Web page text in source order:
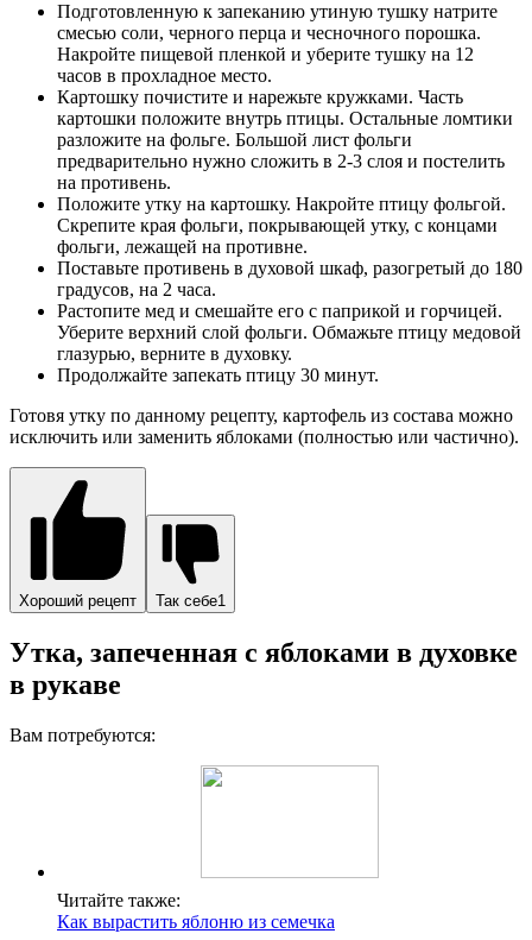
Подготовленную к запеканию утиную тушку натрите
смесью соли, черного перца и чесночного порошка.
Накройте пищевой пленкой и уберите тушку на 12
часов в прохладное место.
Картошку почистите и нарежьте кружками. Часть
картошки положите внутрь птицы. Остальные ломтики
разложите на фольге. Большой лист фольги
предварительно нужно сложить в 2-3 слоя и постелить
на противень.
Положите утку на картошку. Накройте птицу фольгой.
Скрепите края фольги, покрывающей утку, с концами
фольги, лежащей на противне.
Поставьте противень в духовой шкаф, разогретый до 180
градусов, на 2 часа.
Растопите мед и смешайте его с паприкой и горчицей.
Уберите верхний слой фольги. Обмажьте птицу медовой
глазурью, верните в духовку.
Продолжайте запекать птицу 30 минут.
Готовя утку по данному рецепту, картофель из состава можно
исключить или заменить яблоками (полностью или частично).
Хороший рецепт Так себе1
Утка, запеченная с яблоками в духовке
в рукаве
Вам потребуются:
Читайте также:
Как вырастить яблоню из семечка